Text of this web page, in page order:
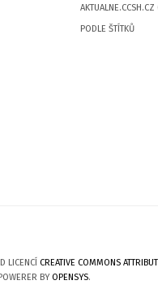
AKTUALNE.CCSH.CZ
PODLE ŠTÍTKŮ
LICENCÍ CREATIVE COMMONS
BYOPENSYS.